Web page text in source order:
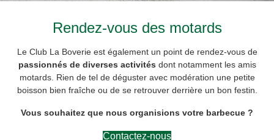
Rendez-vous des motards
Le Club La Boverie est également un point de rendez-vous de
passionnés de diverses activités dont notamment les amis
motards. Rien de tel de déguster avec modération une petite
boisson bien fraîche ou de se retrouver derrière un bon festin.
Vous souhaitez que nous organisions votre barbecue ?
Contactez-nous